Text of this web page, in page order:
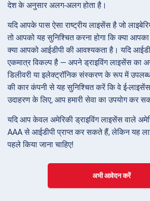
देश के अनुसार अलग-अलग होता है।
यदि आपके पास ऐसा राष्ट्रीय लाइसेंस है जो
तो आपको यह सुनिश्चित करना होगा कि क्या
क्या आपको आईडीपी की आवश्यकता है। यदि
एकमात्र विकल्प है — अपने ड्राइविंग लाइसेंस का
डिलीवरी या इलेक्ट्रॉनिक संस्करण के रूप में उपलब्ध
की कार कंपनी से यह सुनिश्चित करें कि वे ई-
उदाहरण के लिए, आप हमारी सेवा का उपयोग कर
यदि आप केवल अमेरिकी ड्राइविंग लाइसेंस वाले
AAA से आईडीपी प्राप्त कर सकते हैं, लेकिन यह
पहले किया जाना चाहिए!
अभी आवेदन करें